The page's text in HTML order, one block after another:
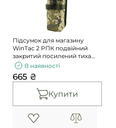
Підсумок для магазину
WinTac 2 РПК подвійний
закритий посилений тиха
кліпса ММ14
В наявності
665 ₴
Купити